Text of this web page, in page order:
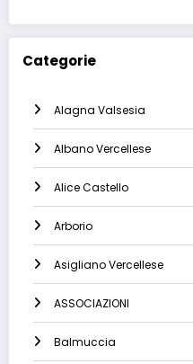
Categorie
Alagna Valsesia
Albano Vercellese
Alice Castello
Arborio
Asigliano Vercellese
ASSOCIAZIONI
Balmuccia